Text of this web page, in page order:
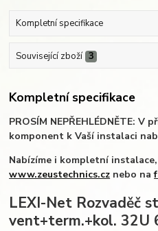
Kompletní specifikace
Související zboží 3
Kompletní specifikace
PROSÍM NEPŘEHLÉDNĚTE: V
komponent k Vaší instalaci
Nabízíme i kompletní
www.zeustechnics.cz nebo na
LEXI-Net Rozvaděč
vent+term.+kol. 32U